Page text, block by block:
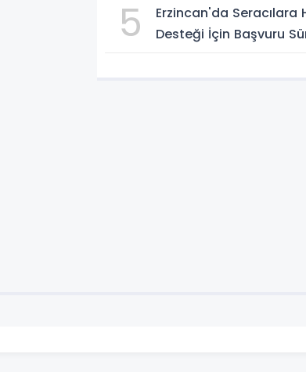
Yatırıldı
5
Erzincan'da Seracılara
Desteği İçin Başvuru